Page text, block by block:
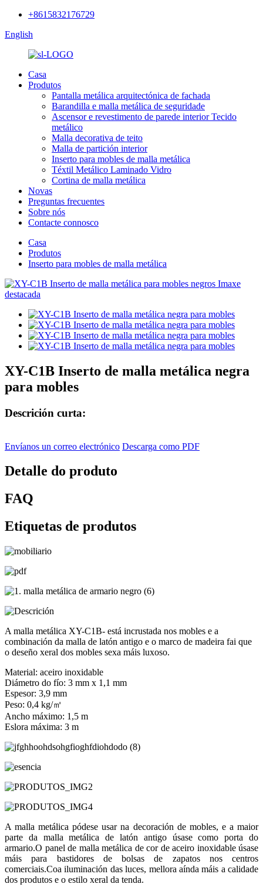
+8615832176729
English
Casa
Produtos
Pantalla metálica arquitectónica de fachada
Barandilla e malla metálica de seguridade
Ascensor e revestimento de parede interior Tecido
metálico
Malla decorativa de teito
Malla de partición interior
Inserto para mobles de malla metálica
Téxtil Metálico Laminado Vidro
Cortina de malla metálica
Novas
Preguntas frecuentes
Sobre nós
Contacte connosco
Casa
Produtos
Inserto para mobles de malla metálica
XY-C1B Inserto de malla metálica negra
para mobles
Descrición curta:
Envíanos un correo electrónico Descarga como PDF
Detalle do produto
FAQ
Etiquetas de produtos
A malla metálica XY-C1B- está incrustada nos mobles e a
combinación da malla de latón antigo e o marco de madeira fai que
o deseño xeral dos mobles sexa máis luxoso.
Material: aceiro inoxidable
Diámetro do fío: 3 mm x 1,1 mm
Espesor: 3,9 mm
Peso: 0,4 kg/㎡
Ancho máximo: 1,5 m
Eslora máxima: 3 m
A malla metálica pódese usar na decoración de mobles, e a maior
parte da malla metálica de latón antigo úsase como porta do
armario.O panel de malla metálica de cor de aceiro inoxidable úsase
máis para bastidores de bolsas de zapatos nos centros
comerciais.Coa iluminación das luces, mellora aínda máis a calidade
dos produtos e o estilo xeral da tenda.